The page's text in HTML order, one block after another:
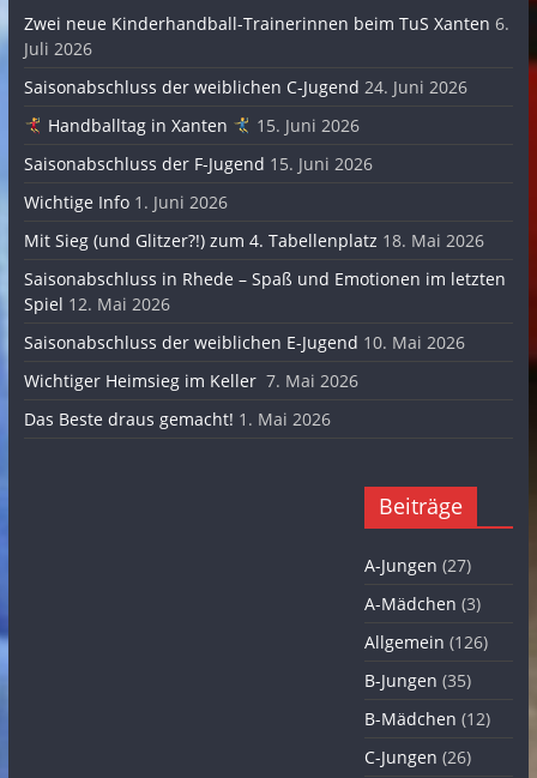
Zwei neue Kinderhandball-Trainerinnen beim TuS Xanten 6.
Juli 2026
Saisonabschluss der weiblichen C-Jugend 24. Juni 2026
Handballtag in Xanten
15. Juni 2026
Saisonabschluss der F-Jugend 15. Juni 2026
Wichtige Info 1. Juni 2026
Mit Sieg (und Glitzer?!) zum 4. Tabellenplatz 18. Mai 2026
Saisonabschluss in Rhede – Spaß und Emotionen im letzten
Spiel 12. Mai 2026
Saisonabschluss der weiblichen E-Jugend 10. Mai 2026
Wichtiger Heimsieg im Keller 7. Mai 2026
Das Beste draus gemacht! 1. Mai 2026
Beiträge
A-Jungen (27)
A-Mädchen (3)
Allgemein (126)
B-Jungen (35)
B-Mädchen (12)
C-Jungen (26)